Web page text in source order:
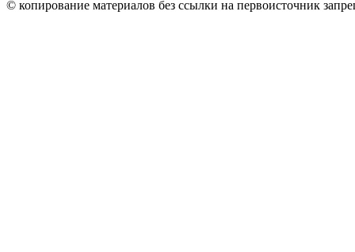
© копирование материалов без ссылки на первоисточник